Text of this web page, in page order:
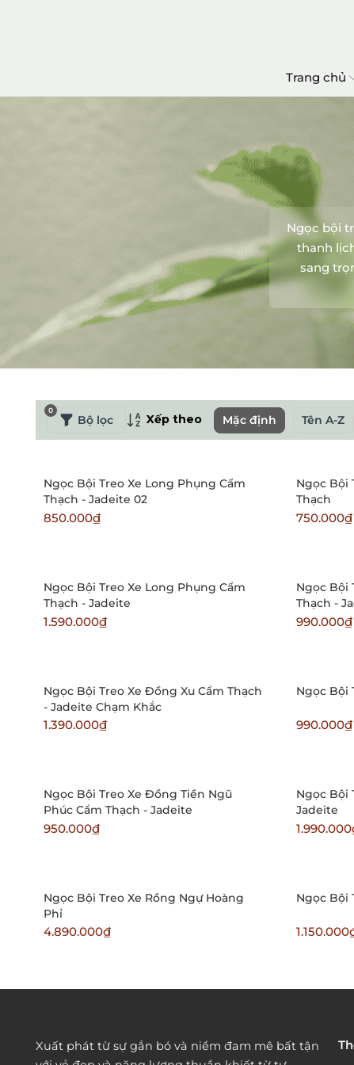
Trang chủ
Ngọc bội
thanh
sang
Bộ lọc
0
Xếp theo Mặc định Tên A-Z
Ngọc Bội Treo Xe Long Phụng Cẩm
Thạch - Jadeite 02
850.000₫
Ngọc Bội
Thạch
750.000₫
Ngọc Bội Treo Xe Long Phụng Cẩm
Thạch - Jadeite
1.590.000₫
Ngọc Bội
Thạch -
990.000₫
Ngọc Bội Treo Xe Đồng Xu Cẩm Thạch
- Jadeite Chạm Khắc
1.390.000₫
Ngọc Bội
990.000₫
Ngọc Bội Treo Xe Đồng Tiền Ngũ
Phúc Cẩm Thạch - Jadeite
950.000₫
Ngọc Bội
Jadeite
Ngọc Bội Treo Xe Rồng Ngự Hoàng
Phỉ
4.890.000₫
Ngọc Bội
Xuất phát từ sự gắn bó và niềm đam mê bất tận